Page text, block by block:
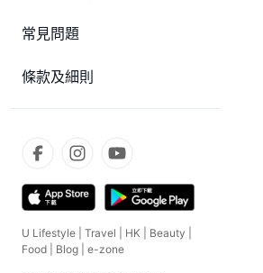
常見問題
條款及細則
U Lifestyle Travel HK Beauty
Food
Blog e-zone